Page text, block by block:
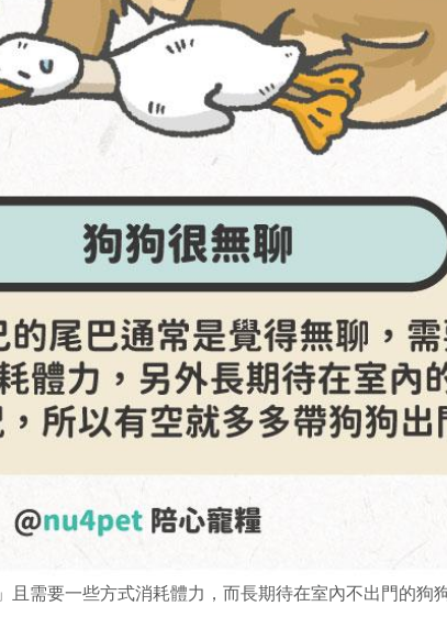
」且需要一些方式消耗體力，而長期待在室內不出門的狗